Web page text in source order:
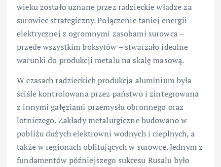
wieku zostało uznane przez radzieckie władze za
surowiec strategiczny. Połączenie taniej energii
elektrycznej z ogromnymi zasobami surowca –
przede wszystkim boksytów – stwarzało idealne
warunki do produkcji metalu na skalę masową.
W czasach radzieckich produkcja aluminium była
ściśle kontrolowana przez państwo i zintegrowana
z innymi gałęziami przemysłu obronnego oraz
lotniczego. Zakłady metalurgiczne budowano w
pobliżu dużych elektrowni wodnych i cieplnych, a
także w regionach obfitujących w surowce. Jednym z
fundamentów późniejszego sukcesu Rusalu było